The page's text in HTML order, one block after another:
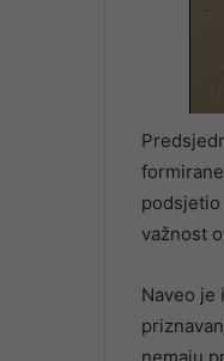
podsjetio
važnost
Naveo je